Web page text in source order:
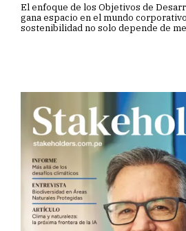
El enfoque de los Objetivos de
gana espacio en el mundo
sostenibilidad no solo depende de